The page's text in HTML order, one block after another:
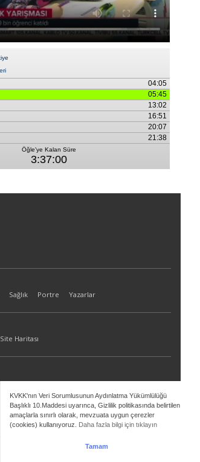
KVKK'nın Veri Sorumlusunun Aydınlatma Yükümlülüğü
Başlıklı 10.Maddesi uyarınca, Gizlilik politikasında belirtilen
amaçlarla sınırlı olarak, mevzuata uygun çerezler
(cookies) kullanıyoruz. Daha fazla bilgi için tıklayın
Tamam
Sağlık Portre Yazarlar
Site Haritası